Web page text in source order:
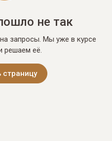
не так
запросы. Мы уже в курсе
решаем её.
страницу